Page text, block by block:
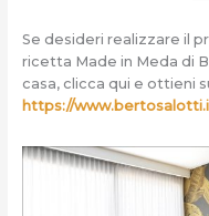
Se desideri realizzare il
ricetta Made in Meda di
casa, clicca qui e ottieni
https://